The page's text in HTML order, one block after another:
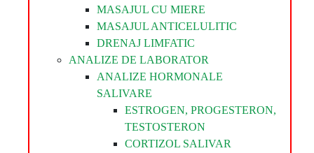
MASAJUL CU MIERE
MASAJUL ANTICELULITIC
DRENAJ LIMFATIC
ANALIZE DE LABORATOR
ANALIZE HORMONALE
SALIVARE
ESTROGEN, PROGESTERON,
TESTOSTERON
CORTIZOL SALIVAR